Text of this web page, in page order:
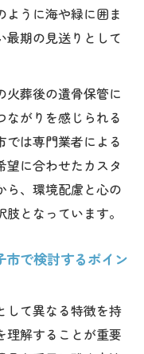
うに海や緑に囲ま
最期の見送りとして
火葬後の遺骨保管に
がりを感じられる
では専門業者による
に合わせたカスタ
ら、環境配慮と心の
となっています。
で検討するポイン
して異なる特徴を持
理解することが重要